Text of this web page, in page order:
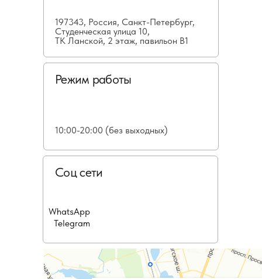
197343, Россия, Санкт-Петербург,
Студенческая улица 10,
ТК Ланской, 2 этаж, павильон В1
Режим работы
10:00-20:00 (без выходных)
Соц сети
WhatsApp
Telegram